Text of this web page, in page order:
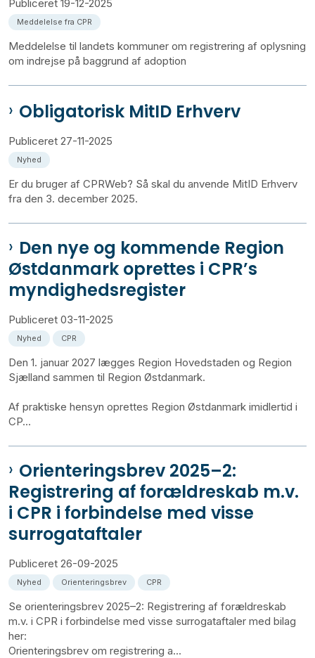
Publiceret 19-12-2025
Meddelelse fra CPR
Meddelelse til landets kommuner om registrering af oplysning
om indrejse på baggrund af adoption
Obligatorisk MitID Erhverv
Publiceret 27-11-2025
Nyhed
Er du bruger af CPRWeb? Så skal du anvende MitID Erhverv
fra den 3. december 2025.
Den nye og kommende Region
Østdanmark oprettes i CPR’s
myndighedsregister
Publiceret 03-11-2025
Nyhed CPR
Den 1. januar 2027 lægges Region Hovedstaden og Region
Sjælland sammen til Region Østdanmark.
Af praktiske hensyn oprettes Region Østdanmark imidlertid i
CP...
Orienteringsbrev 2025–2:
Registrering af forældreskab m.v.
i CPR i forbindelse med visse
surrogataftaler
Publiceret 26-09-2025
Nyhed Orienteringsbrev CPR
Se orienteringsbrev 2025–2: Registrering af forældreskab
m.v. i CPR i forbindelse med visse surrogataftaler med bilag
her:
Orienteringsbrev om registrering a...